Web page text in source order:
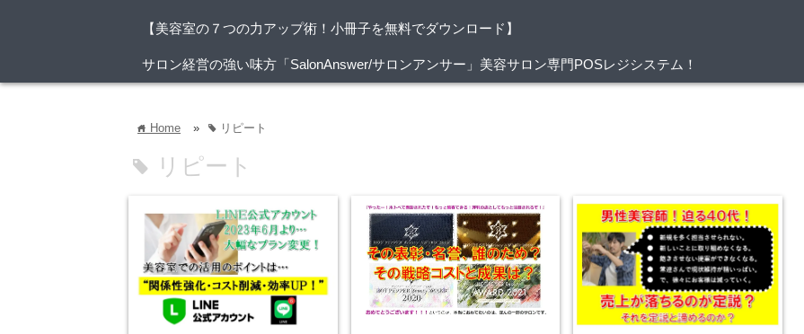
【美容室の７つの力アップ術！小冊子を無料でダウンロード】
サロン経営の強い味方「SalonAnswer/サロンアンサー」美容サロン専門POSレジシステム！
home Home » tag リピート
tag リピート